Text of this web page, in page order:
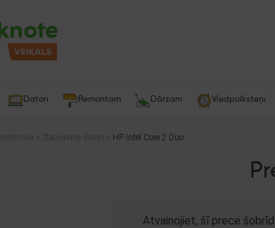
Datori Remontam Dārzam Viedpulksteņi
Stacionārie datori HP Intel Core 2 Duo
Atvainojiet, šī prece